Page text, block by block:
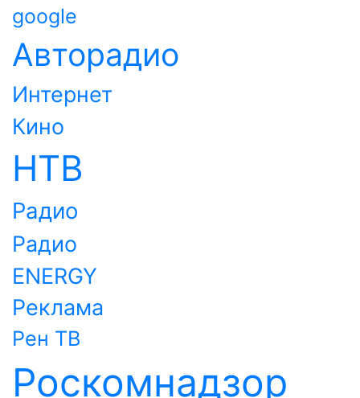
google
Авторадио
Интернет
Кино
НТВ
Радио
Радио
ENERGY
Реклама
Рен ТВ
Роскомнадзор